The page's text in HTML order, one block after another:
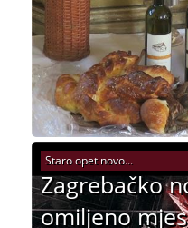
Zagrebačko
omiljeno
Staro opet novo...